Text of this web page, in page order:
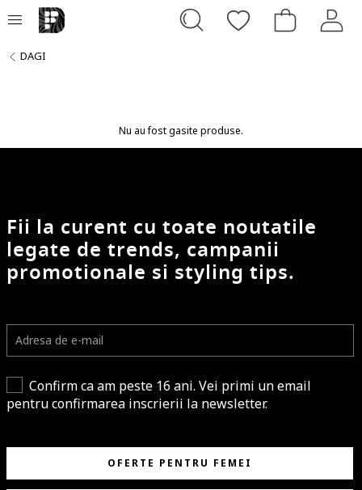
DAGI
Nu au fost gasite produse.
Fii la curent cu toate noutatile
legate de trends, campanii
promotionale si styling tips.
Confirm ca am peste 16 ani. Vei primi un email
pentru confirmarea inscrierii la newsletter.
OFERTE PENTRU FEMEI